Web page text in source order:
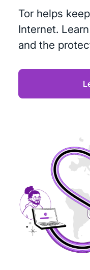
Tor helps
Internet.
and the